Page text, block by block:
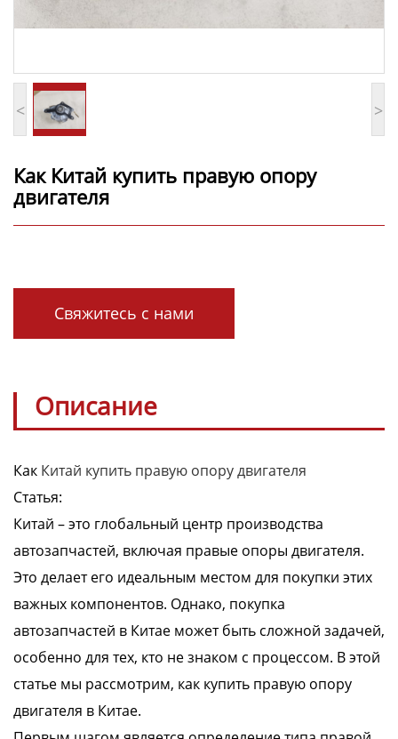
< >
Как Китай купить правую опору
двигателя
Свяжитесь с нами
Описание
Как Китай купить правую опору двигателя
Статья:
Китай – это глобальный центр производства
автозапчастей, включая правые опоры двигателя.
Это делает его идеальным местом для покупки этих
важных компонентов. Однако, покупка
автозапчастей в Китае может быть сложной задачей,
особенно для тех, кто не знаком с процессом. В этой
статье мы рассмотрим, как купить правую опору
двигателя в Китае.